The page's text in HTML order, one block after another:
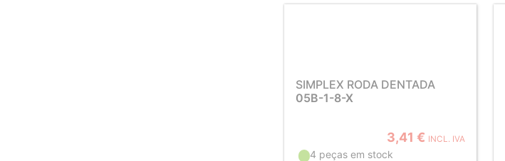
SIMPLEX RODA DENTADA
05B-1-8-X
3,41 € INCL. IVA
4 peças em stock